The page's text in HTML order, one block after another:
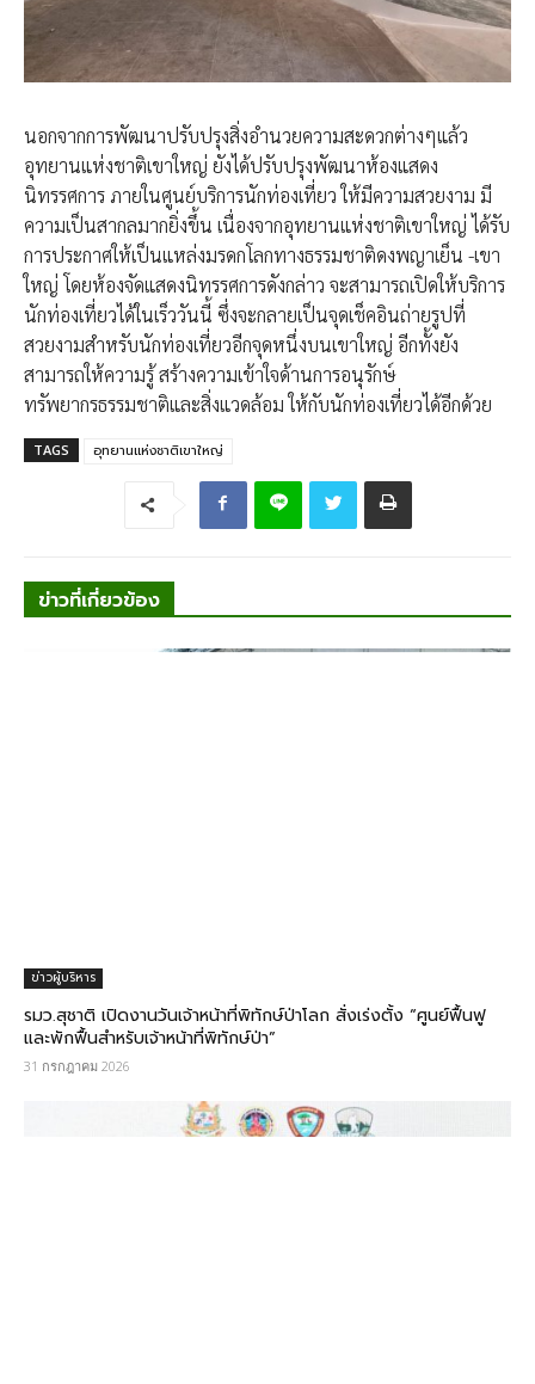
นอกจากการพัฒนาปรับปรุงสิ่งอำนวยความสะดวกต่างๆแล้ว
อุทยานแห่งชาติเขาใหญ่ ยังได้ปรับปรุงพัฒนาห้องแสดง
นิทรรศการ ภายในศูนย์บริการนักท่องเที่ยว ให้มีความสวยงาม มี
ความเป็นสากลมากยิ่งขึ้น เนื่องจากอุทยานแห่งชาติเขาใหญ่ ได้รับ
การประกาศให้เป็นแหล่งมรดกโลกทางธรรมชาติดงพญาเย็น -เขา
ใหญ่ โดยห้องจัดแสดงนิทรรศการดังกล่าว จะสามารถเปิดให้บริการ
นักท่องเที่ยวได้ในเร็ววันนี้ ซึ่งจะกลายเป็นจุดเช็คอินถ่ายรูปที่
สวยงามสำหรับนักท่องเที่ยวอีกจุดหนึ่งบนเขาใหญ่ อีกทั้งยัง
สามารถให้ความรู้ สร้างความเข้าใจด้านการอนุรักษ์
ทรัพยากรธรรมชาติและสิ่งแวดล้อม ให้กับนักท่องเที่ยวได้อีกด้วย
TAGS อุทยานแห่งชาติเขาใหญ่
ข่าวที่เกี่ยวข้อง
ข่าวผู้บริหาร
รมว.สุชาติ​ เปิดงานวันเจ้าหน้าที่พิทักษ์ป่าโลก​ สั่งเร่งตั้ง “ศูนย์ฟื้นฟู
และพักฟื้นสำหรับเจ้าหน้าที่พิทักษ์ป่า”
31 กรกฎาคม 2026